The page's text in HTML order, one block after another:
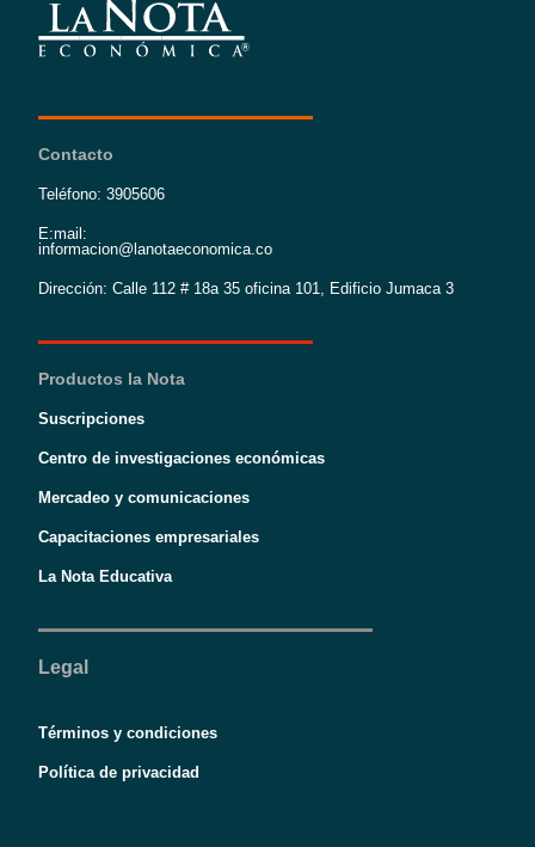
Contacto
Teléfono: 3905606
E:mail:
informacion@lanotaeconomica.co
Dirección: Calle 112 # 18a 35 oficina 101, Edificio Jumaca 3
Productos la Nota
Suscripciones
Centro de investigaciones económicas
Mercadeo y comunicaciones
Capacitaciones empresariales
La Nota Educativa
Legal
Términos y condiciones
Política de privacidad